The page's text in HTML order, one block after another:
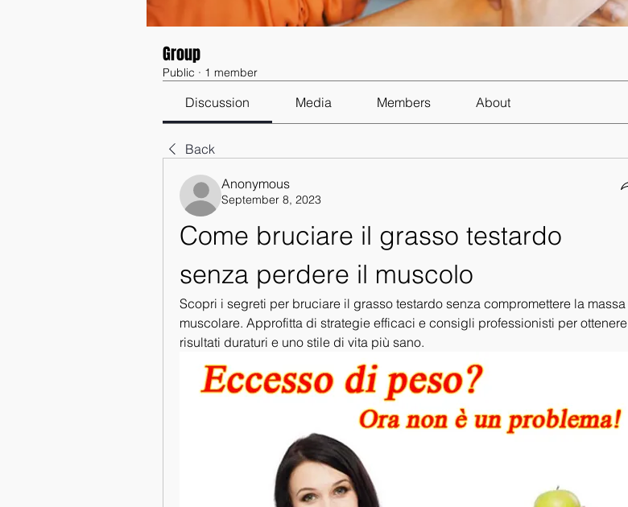
Group
Public · 1 member
Discussion Media Members About
Back
Anonymous
September 8, 2023
Come bruciare il grasso testardo
senza perdere il muscolo
Scopri i segreti per bruciare il grasso testardo senza compromettere la massa
muscolare. Approfitta di strategie efficaci e consigli professionisti per ottenere
risultati duraturi e uno stile di vita più sano.